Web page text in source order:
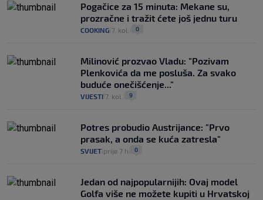
Pogačice za 15 minuta: Mekane su,
prozračne i tražit ćete još jednu turu
COOKING 7. kol. 0
Milinović prozvao Vladu: "Pozivam
Plenkovića da me posluša. Za svako
buduće onečišćenje..."
VIJESTI 7. kol. 9
Potres probudio Austrijance: "Prvo
prasak, a onda se kuća zatresla"
SVIJET prije 7 h 0
Jedan od najpopularnijih: Ovaj model
Golfa više ne možete kupiti u Hrvatskoj